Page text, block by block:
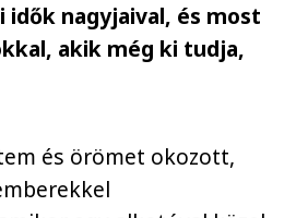
idők nagyjaival, és most
akik még ki tudja,
és örömet okozott,